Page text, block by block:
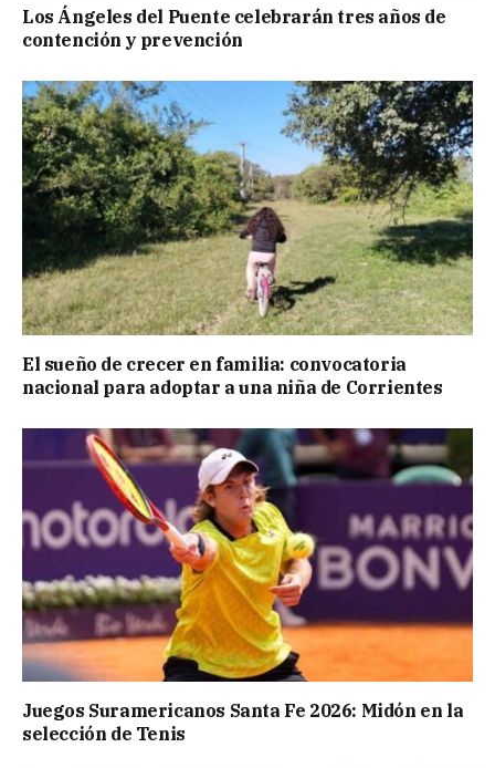
Los Ángeles del Puente celebrarán tres años de
contención y prevención
El sueño de crecer en familia: convocatoria
nacional para adoptar a una niña de Corrientes
Juegos Suramericanos Santa Fe 2026: Midón en la
selección de Tenis